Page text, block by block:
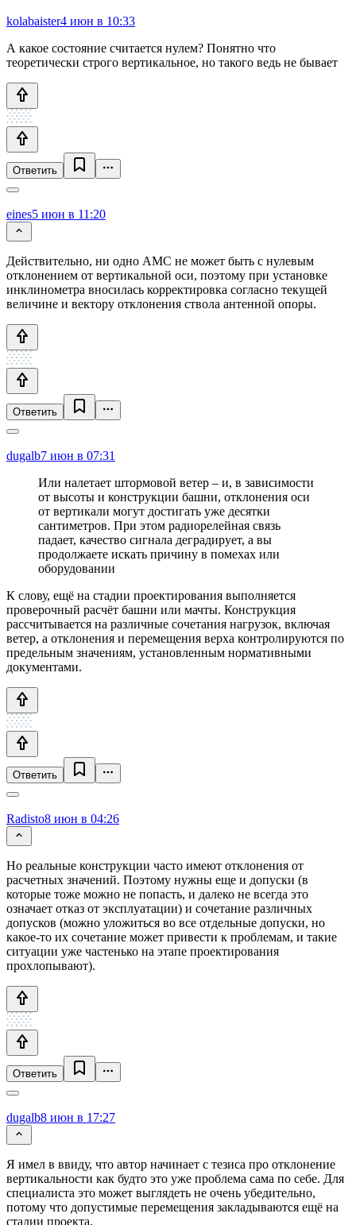
kolabaister4 июн в 10:33
А какое состояние считается нулем? Понятно что
теоретически строго вертикальное, но такого ведь не бывает
Ответить
eines5 июн в 11:20
Действительно, ни одно АМС не может быть с нулевым
отклонением от вертикальной оси, поэтому при установке
инклинометра вносилась корректировка согласно текущей
величине и вектору отклонения ствола антенной опоры.
Ответить
dugalb7 июн в 07:31
Или налетает штормовой ветер – и, в зависимости
от высоты и конструкции башни, отклонения оси
от вертикали могут достигать уже десятки
сантиметров. При этом радиорелейная связь
падает, качество сигнала деградирует, а вы
продолжаете искать причину в помехах или
оборудовании
К слову, ещё на стадии проектирования выполняется
проверочный расчёт башни или мачты. Конструкция
рассчитывается на различные сочетания нагрузок, включая
ветер, а отклонения и перемещения верха контролируются по
предельным значениям, установленным нормативными
документами.
Ответить
Radisto8 июн в 04:26
Но реальные конструкции часто имеют отклонения от
расчетных значений. Поэтому нужны еще и допуски (в
которые тоже можно не попасть, и далеко не всегда это
означает отказ от эксплуатации) и сочетание различных
допусков (можно уложиться во все отдельные допуски, но
какое-то их сочетание может привести к проблемам, и такие
ситуации уже частенько на этапе проектирования
прохлопывают).
Ответить
dugalb8 июн в 17:27
Я имел в ввиду, что автор начинает с тезиса про отклонение
вертикальности как будто это уже проблема сама по себе. Для
специалиста это может выглядеть не очень убедительно,
потому что допустимые перемещения закладываются ещё на
стадии проекта.